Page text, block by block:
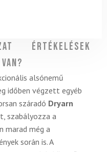
Értékelések
alsónemű
időben végzett egyéb
száradó Dryarn
szabályozza a
marad még a
során is. A